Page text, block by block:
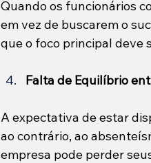
Quando os funcionários
em vez de buscarem o
que o foco principal deve
Falta de Equilíbrio
A expectativa de estar
ao contrário, ao
empresa pode perder